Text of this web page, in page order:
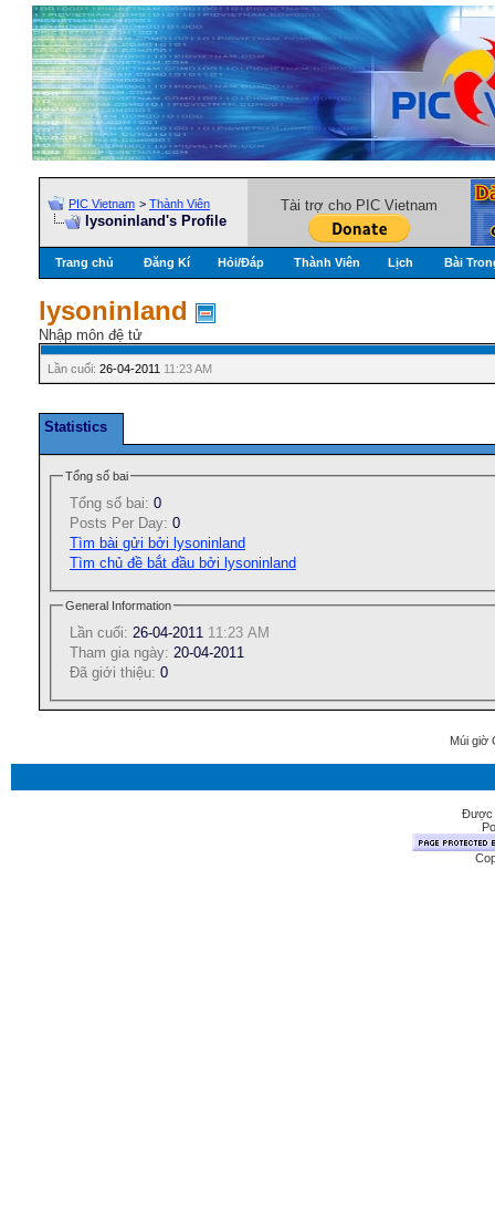
PIC Vietnam > Thành Viên
lysoninland's Profile
Tài trợ cho PIC Vietnam
Trang chủ Đăng Kí Hỏi/Ðáp Thành Viên Lịch Bài
lysoninland
Nhập môn đệ tử
Lần cuối: 26-04-2011 11:23 AM
Statistics
Tổng số bai
Tổng số bai: 0
Posts Per Day: 0
Tìm bài gửi bởi lysoninland
Tìm chủ đề bắt đầu bởi lysoninland
General Information
Lần cuối: 26-04-2011 11:23 AM
Tham gia ngày: 20-04-2011
Ðã giới thiệu: 0
Múi giờ
Được